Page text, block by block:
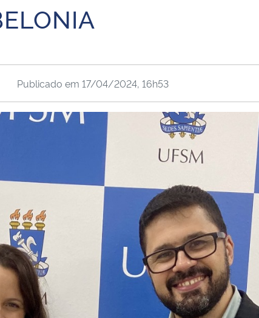
Advocacia-Geral da União
Publicado em 17/04/2024, 16h53